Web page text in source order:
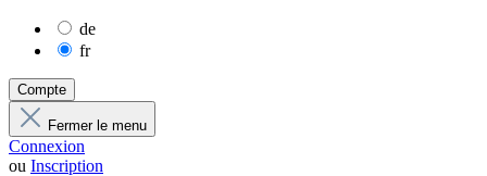
de
fr
Compte
Fermer le menu
Connexion
ou Inscription